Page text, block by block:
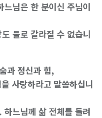
님은 한 분이신 주님이
둘로 갈라질 수 없습니
과 정신과 힘,
사랑하라고 말씀하십니
느님께 삶 전체를 돌려